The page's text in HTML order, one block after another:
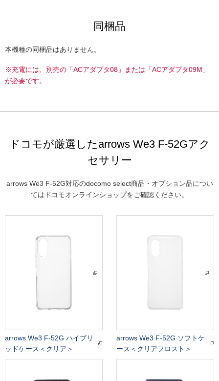
同梱品
本機種の同梱品はありません。
※充電には、別売の「ACアダプタ08」または「ACアダプタ09M」
が必要です。
ドコモが厳選したarrows We3 F-52Gアク
セサリー
arrows We3 F-52G対応のdocomo select商品・オプション品につい
てはドコモオンラインショップをご確認ください。
arrows We3 F-52G ハイブリ
ッドケース＜クリア＞
arrows We3 F-52G ソフトケ
ース＜クリアフロスト＞